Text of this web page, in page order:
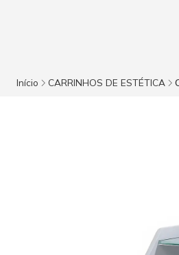
Início CARRINHOS DE ESTÉTICA